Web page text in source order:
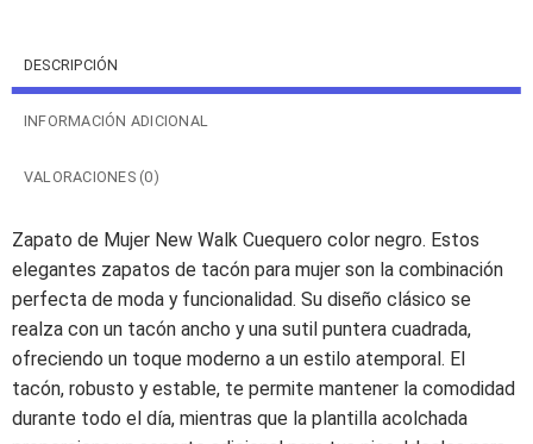
DESCRIPCIÓN
INFORMACIÓN ADICIONAL
VALORACIONES (0)
Zapato de Mujer New Walk Cuequero color negro. Estos
elegantes zapatos de tacón para mujer son la combinación
perfecta de moda y funcionalidad. Su diseño clásico se
realza con un tacón ancho y una sutil puntera cuadrada,
ofreciendo un toque moderno a un estilo atemporal. El
tacón, robusto y estable, te permite mantener la comodidad
durante todo el día, mientras que la plantilla acolchada